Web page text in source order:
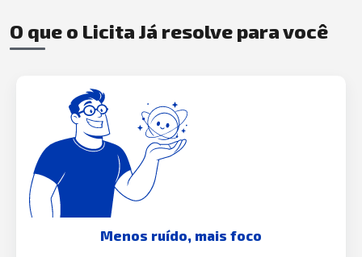
O que o Licita Já resolve para você
Menos ruído, mais foco